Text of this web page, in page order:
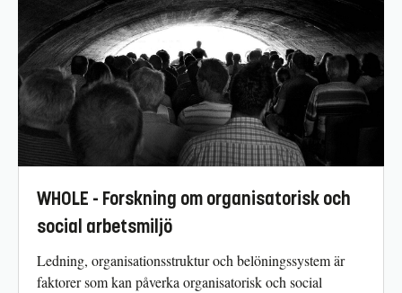
WHOLE - Forskning om organisatorisk och
social arbetsmiljö
Ledning, organisationsstruktur och belöningssystem är
faktorer som kan påverka organisatorisk och social